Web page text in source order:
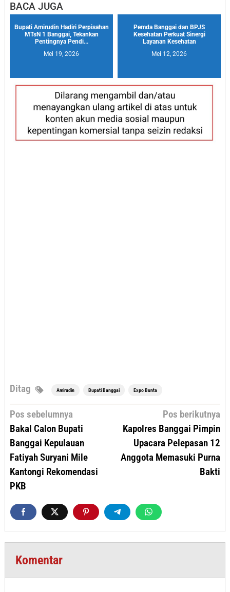
BACA JUGA
Bupati Amirudin Hadiri Perpisahan
MTsN 1 Banggai, Tekankan
Pentingnya Pendi...
Mei 19, 2026
Pemda Banggai dan BPJS
Kesehatan Perkuat Sinergi
Layanan Kesehatan
Mei 12, 2026
Ditag Amirudin Bupati Banggai Expo Bunta
Navigasi
Pos sebelumnya
Bakal Calon Bupati
Banggai Kepulauan
Fatiyah Suryani Mile
Kantongi Rekomendasi
PKB
Pos berikutnya
Kapolres Banggai Pimpin
Upacara Pelepasan 12
Anggota Memasuki Purna
Bakti
Komentar